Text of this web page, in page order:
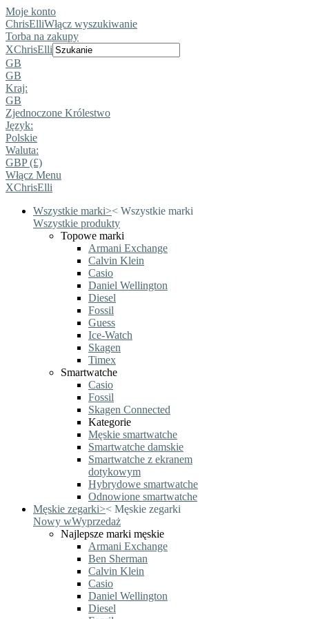
Moje konto
ChrisElliWłącz wyszukiwanie
Torba na zakupy
XChrisElli
GB
GB
Kraj:
GB
Zjednoczone Królestwo
Język:
Polskie
Waluta:
GBP (£)
Włącz Menu
XChrisElli
Wszystkie marki>< Wszystkie marki
Wszystkie produkty
Topowe marki
Armani Exchange
Calvin Klein
Casio
Daniel Wellington
Diesel
Fossil
Guess
Ice-Watch
Skagen
Timex
Smartwatche
Casio
Fossil
Skagen Connected
Kategorie
Męskie smartwatche
Smartwatche damskie
Smartwatche z ekranem
dotykowym
Hybrydowe smartwatche
Odnowione smartwatche
Męskie zegarki>< Męskie zegarki
Nowy wWyprzedaż
Najlepsze marki męskie
Armani Exchange
Ben Sherman
Calvin Klein
Casio
Daniel Wellington
Diesel